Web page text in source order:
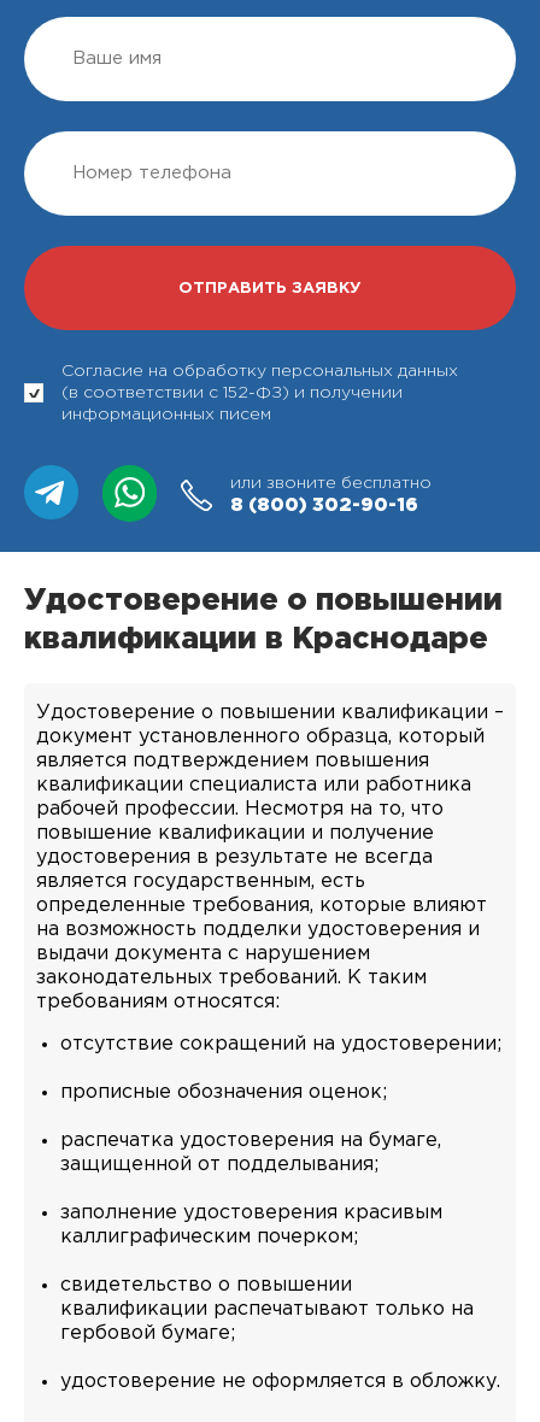
Согласие на обработку персональных данных
(в соответствии с 152-ФЗ) и получении
информационных писем
или звоните бесплатно
8 (800) 302-90-16
Удостоверение о повышении
квалификации в Краснодаре
Удостоверение о повышении квалификации –
документ установленного образца, который
является подтверждением повышения
квалификации специалиста или работника
рабочей профессии. Несмотря на то, что
повышение квалификации и получение
удостоверения в результате не всегда
является государственным, есть
определенные требования, которые влияют
на возможность подделки удостоверения и
выдачи документа с нарушением
законодательных требований. К таким
требованиям относятся:
отсутствие сокращений на удостоверении;
прописные обозначения оценок;
распечатка удостоверения на бумаге,
защищенной от подделывания;
заполнение удостоверения красивым
каллиграфическим почерком;
свидетельство о повышении
квалификации распечатывают только на
гербовой бумаге;
удостоверение не оформляется в обложку.